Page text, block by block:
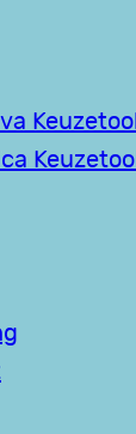
Keuzetool
Keuzetool